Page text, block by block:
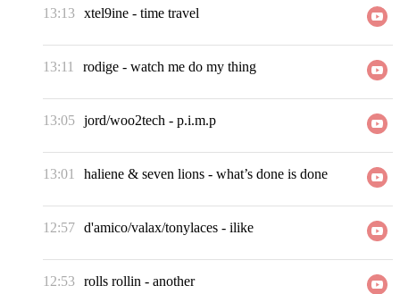
13:13 xtel9ine - time travel
13:11 rodige - watch me do my thing
13:05 jord/woo2tech - p.i.m.p
13:01 haliene & seven lions - what’s done is done
12:57 d'amico/valax/tonylaces - ilike
12:53 rolls rollin - another